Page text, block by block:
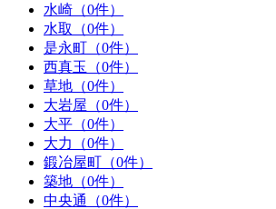
水崎（0件）
水取（0件）
是永町（0件）
西真玉（0件）
草地（0件）
大岩屋（0件）
大平（0件）
大力（0件）
鍛冶屋町（0件）
築地（0件）
中央通（0件）